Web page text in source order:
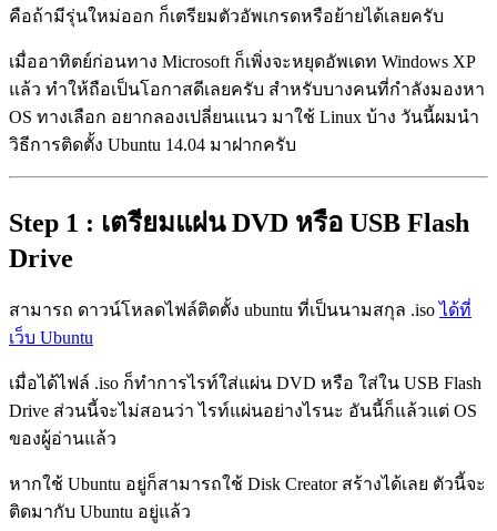
คือถ้ามีรุ่นใหม่ออก ก็เตรียมตัวอัพเกรดหรือย้ายได้เลยครับ
เมื่ออาทิตย์ก่อนทาง Microsoft ก็เพิ่งจะหยุดอัพเดท Windows XP
แล้ว ทำให้ถือเป็นโอกาสดีเลยครับ สำหรับบางคนที่กำลังมองหา
OS ทางเลือก อยากลองเปลี่ยนแนว มาใช้ Linux บ้าง วันนี้ผมนำ
วิธีการติดตั้ง Ubuntu 14.04 มาฝากครับ
Step 1 : เตรียมแผ่น DVD หรือ USB Flash
Drive
สามารถ ดาวน์โหลดไฟล์ติดตั้ง ubuntu ที่เป็นนามสกุล .isoได้ที่
เว็บ Ubuntu
เมื่อได้ไฟล์ .iso ก็ทำการไรท์ใส่แผ่น DVD หรือ ใส่ใน USB Flash
Drive ส่วนนี้จะไม่สอนว่า ไรท์แผ่นอย่างไรนะ อันนี้ก็แล้วแต่ OS
ของผู้อ่านแล้ว
หากใช้ Ubuntu อยู่ก็สามารถใช้ Disk Creator สร้างได้เลย ตัวนี้จะ
ติดมากับ Ubuntu อยู่แล้ว